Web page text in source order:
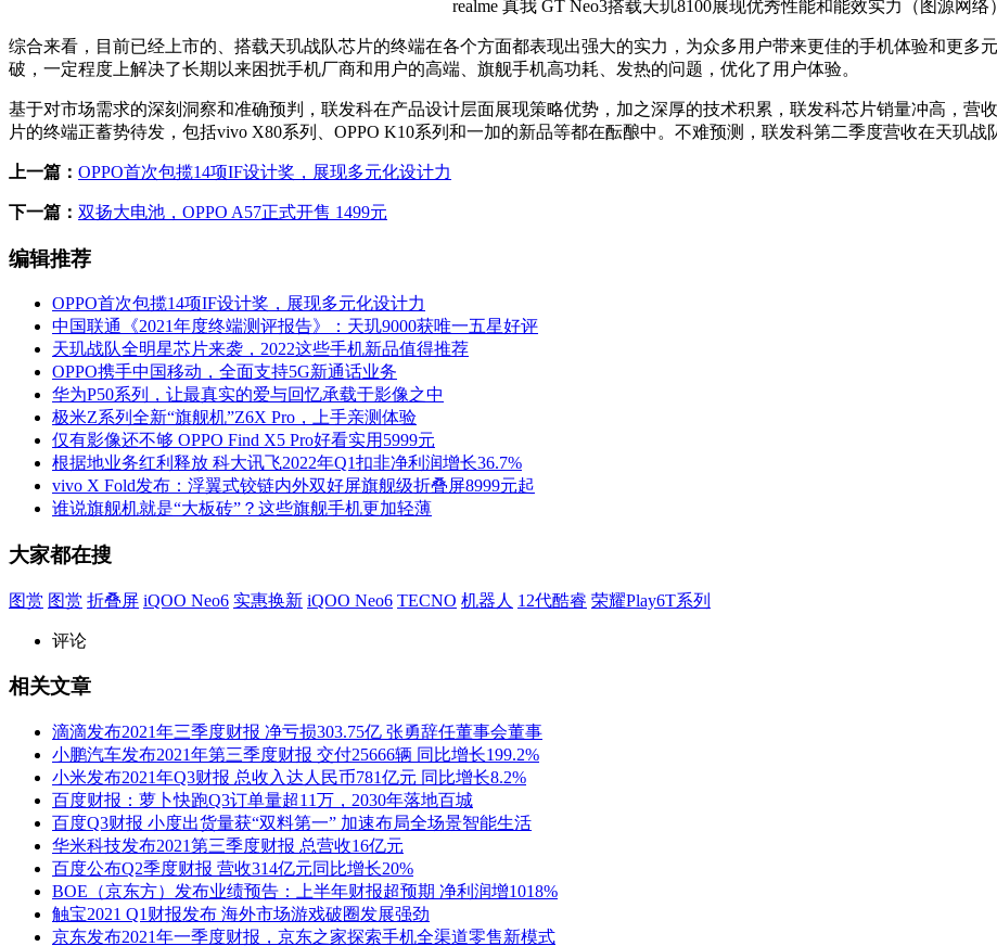
realme 真我 GT Neo3搭载天玑8100展现优秀性能和能效实力（图源网络）
综合来看，目前已经上市的、搭载天玑战队芯片的终端在各个方面都表现出强大的实力，为众多用户带来更佳的手机体验和更多
破，一定程度上解决了长期以来困扰手机厂商和用户的高端、旗舰手机高功耗、发热的问题，优化了用户体验。
基于对市场需求的深刻洞察和准确预判，联发科在产品设计层面展现策略优势，加之深厚的技术积累，联发科芯片销量冲高，营
片的终端正蓄势待发，包括vivo X80系列、OPPO K10系列和一加的新品等都在酝酿中。不难预测，联发科第二季度营收在天玑
上一篇： OPPO首次包揽14项IF设计奖，展现多元化设计力
下一篇： 双扬大电池，OPPO A57正式开售 1499元
编辑推荐
OPPO首次包揽14项IF设计奖，展现多元化设计力
中国联通《2021年度终端测评报告》：天玑9000获唯一五星好评
天玑战队全明星芯片来袭，2022这些手机新品值得推荐
OPPO携手中国移动，全面支持5G新通话业务
华为P50系列，让最真实的爱与回忆承载于影像之中
极米Z系列全新“旗舰机”Z6X Pro，上手亲测体验
仅有影像还不够 OPPO Find X5 Pro好看实用5999元
根据地业务红利释放 科大讯飞2022年Q1扣非净利润增长36.7%
vivo X Fold发布：浮翼式铰链内外双好屏旗舰级折叠屏8999元起
谁说旗舰机就是“大板砖”？这些旗舰手机更加轻薄
大家都在搜
图赏 图赏 折叠屏 iQOO Neo6 实惠换新 iQOO Neo6 TECNO 机器人 12代酷睿 荣耀Play6T系列
评论
相关文章
滴滴发布2021年三季度财报 净亏损303.75亿 张勇辞任董事会董事
小鹏汽车发布2021年第三季度财报 交付25666辆 同比增长199.2%
小米发布2021年Q3财报 总收入达人民币781亿元 同比增长8.2%
百度财报：萝卜快跑Q3订单量超11万，2030年落地百城
百度Q3财报 小度出货量获“双料第一” 加速布局全场景智能生活
华米科技发布2021第三季度财报 总营收16亿元
百度公布Q2季度财报 营收314亿元同比增长20%
BOE（京东方）发布业绩预告：上半年财报超预期 净利润增1018%
触宝2021 Q1财报发布 海外市场游戏破圈发展强劲
京东发布2021年一季度财报，京东之家探索手机全渠道零售新模式